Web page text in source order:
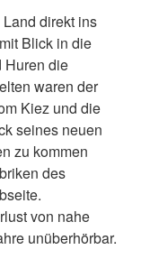
direkt ins
Blick in die
Huren die
waren der
Kiez und die
seines neuen
zu kommen
des
von nahe
unüberhörbar.